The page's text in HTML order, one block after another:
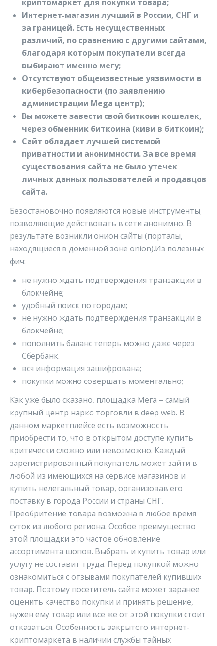
криптомаркет для покупки товара;
Интернет-магазин лучший в России, СНГ и
за границей. Есть несущественных
различий, по сравнению с другими сайтами,
благодаря которым покупатели всегда
выбирают именно мегу;
Отсутствуют общеизвестные уязвимости в
кибербезопасности (по заявлению
администрации Mega центр);
Вы можете завести свой биткоин кошелек,
через обменник биткоина (киви в биткоин);
Сайт обладает лучшей системой
приватности и анонимности. За все время
существования сайта не было утечек
личных данных пользователей и продавцов
сайта.
Безостановочно появляются новые инструменты,
позволяющие действовать в сети анонимно. В
результате возникли онион сайты (порталы,
находящиеся в доменной зоне onion).Из полезных
фич:
не нужно ждать подтверждения транзакции в
блокчейне;
удобный поиск по городам;
не нужно ждать подтверждения транзакции в
блокчейне;
пополнить баланс теперь можно даже через
Сбербанк.
вся информация зашифрована;
покупки можно совершать моментально;
Как уже было сказано, площадка Мега – самый
крупный центр нарко торговли в deep web. В
данном маркетплейсе есть возможность
приобрести то, что в открытом доступе купить
критически сложно или невозможно. Каждый
зарегистрированный покупатель может зайти в
любой из имеющихся на сервисе магазинов и
купить нелегальный товар, организовав его
поставку в города России и страны СНГ.
Преобритение товара возможна в любое время
суток из любого региона. Особое преимущество
этой площадки это частое обновление
ассортимента шопов. Выбрать и купить товар или
услугу не составит труда. Перед покупкой можно
ознакомиться с отзывами покупателей купивших
товар. Поэтому посетитель сайта может заранее
оценить качество покупки и принять решение,
нужен ему товар или все же от этой покупки стоит
отказаться. Особенность закрытого интернет-
криптомаркета в наличии службы тайных